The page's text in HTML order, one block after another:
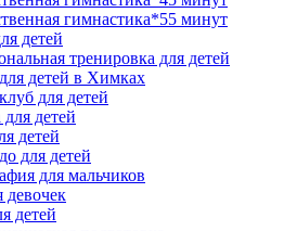
гимнастика*55 минут
детей
тренировка для детей
детей в Химках
для детей
детей
детей
для детей
для мальчиков
девочек
детей